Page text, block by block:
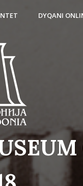
DYQANI